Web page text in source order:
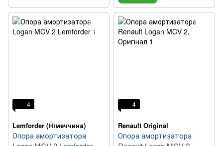
4
Lemforder (Німеччина)
Опора амортизатора
4
Renault Original
Опора амортизатора